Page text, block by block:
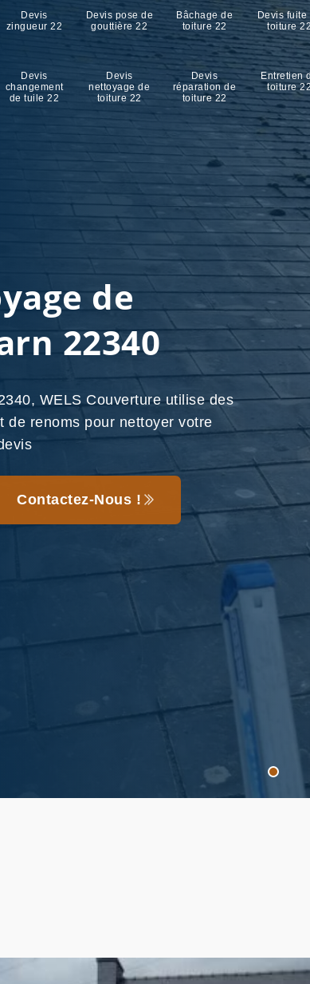
Devis
zingueur 22
Devis pose de
gouttière 22
Bâchage de
toiture 22
Devis fuite
toiture
Devis
changement
de tuile 22
Devis
nettoyage de
toiture 22
Devis
réparation de
toiture 22
Entretien
toiture
de
22340
WELS Couverture utilise des
de renoms pour nettoyer votre
Contactez-Nous !